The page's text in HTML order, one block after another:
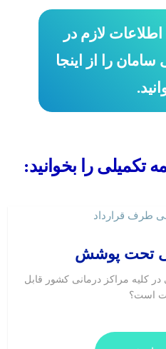
لازم در
سامان را از اینجا
تکمیلی را بخوانید:
تحت پوشش
در کلیه مراکز درمانی کشور قابل
است؟